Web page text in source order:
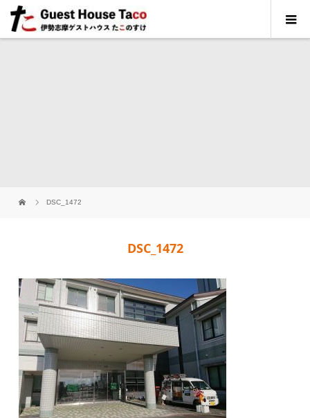
DSC_1472
DSC_1472